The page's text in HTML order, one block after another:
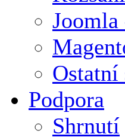
Ostatní
Podpora
Shrnutí